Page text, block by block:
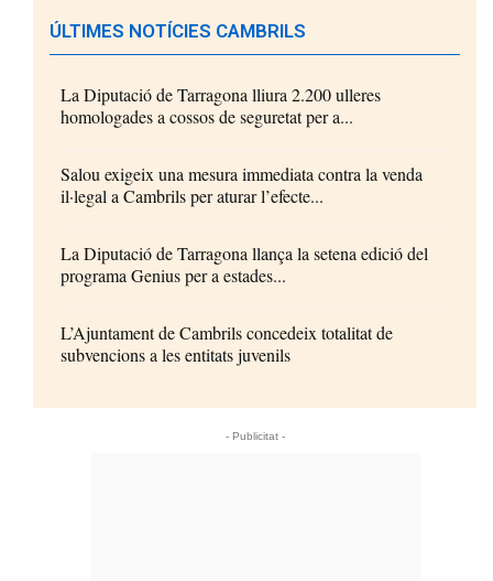
ÚLTIMES NOTÍCIES CAMBRILS
La Diputació de Tarragona lliura 2.200 ulleres
homologades a cossos de seguretat per a...
Salou exigeix una mesura immediata contra la venda
il·legal a Cambrils per aturar l’efecte...
La Diputació de Tarragona llança la setena edició del
programa Genius per a estades...
L’Ajuntament de Cambrils concedeix totalitat de
subvencions a les entitats juvenils
- Publicitat -